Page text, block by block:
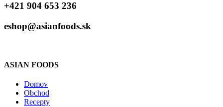
+421 904 653 236
eshop@asianfoods.sk
ASIAN FOODS
Domov
Obchod
Recepty